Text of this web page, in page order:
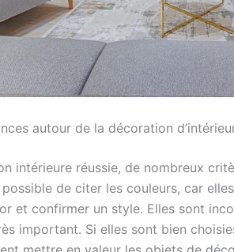
autour de la décoration
intérieure réussie, de nombreux
de citer les couleurs, car
et confirmer un style. Elles sont
important. Si elles sont bien